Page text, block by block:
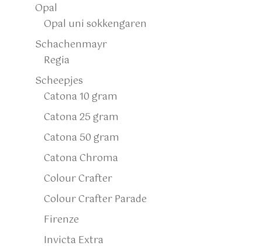
Opal
Opal uni sokkengaren
Schachenmayr
Regia
Scheepjes
Catona 10 gram
Catona 25 gram
Catona 50 gram
Catona Chroma
Colour Crafter
Colour Crafter Parade
Firenze
Invicta Extra